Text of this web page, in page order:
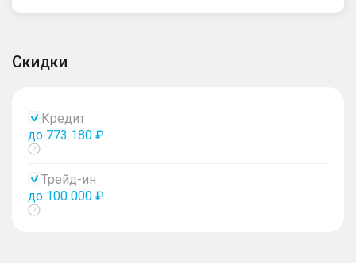
Скидки
Кредит
до 773 180 ₽
Показать
Трейд-ин
до 100 000 ₽
Показать